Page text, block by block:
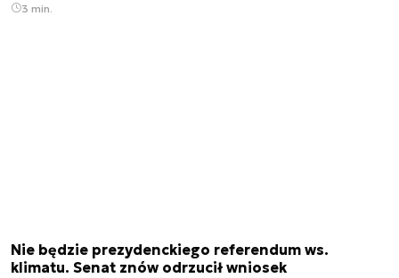
3 min.
Nie będzie prezydenckiego referendum ws.
klimatu. Senat znów odrzucił wniosek